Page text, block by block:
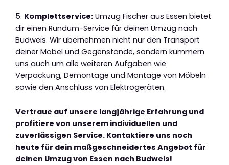
5. Komplettservice: Umzug Fischer aus Essen bietet
dir einen Rundum-Service für deinen Umzug nach
Budweis. Wir übernehmen nicht nur den Transport
deiner Möbel und Gegenstände, sondern kümmern
uns auch um alle weiteren Aufgaben wie
Verpackung, Demontage und Montage von Möbeln
sowie den Anschluss von Elektrogeräten.
Vertraue auf unsere langjährige Erfahrung und
profitiere von unserem individuellen und
zuverlässigen Service. Kontaktiere uns noch
heute für dein maßgeschneidertes Angebot für
deinen Umzug von Essen nach Budweis!